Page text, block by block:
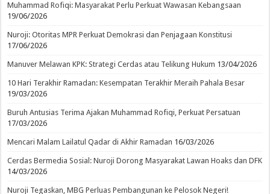
Muhammad Rofiqi: Masyarakat Perlu Perkuat Wawasan Kebangsaan
19/06/2026
Nuroji: Otoritas MPR Perkuat Demokrasi dan Penjagaan Konstitusi
17/06/2026
Manuver Melawan KPK: Strategi Cerdas atau Telikung Hukum 13/04/2026
10 Hari Terakhir Ramadan: Kesempatan Terakhir Meraih Pahala Besar
19/03/2026
Buruh Antusias Terima Ajakan Muhammad Rofiqi, Perkuat Persatuan
17/03/2026
Mencari Malam Lailatul Qadar di Akhir Ramadan 16/03/2026
Cerdas Bermedia Sosial: Nuroji Dorong Masyarakat Lawan Hoaks dan DFK
14/03/2026
Nuroji Tegaskan, MBG Perluas Pembangunan ke Pelosok Negeri!